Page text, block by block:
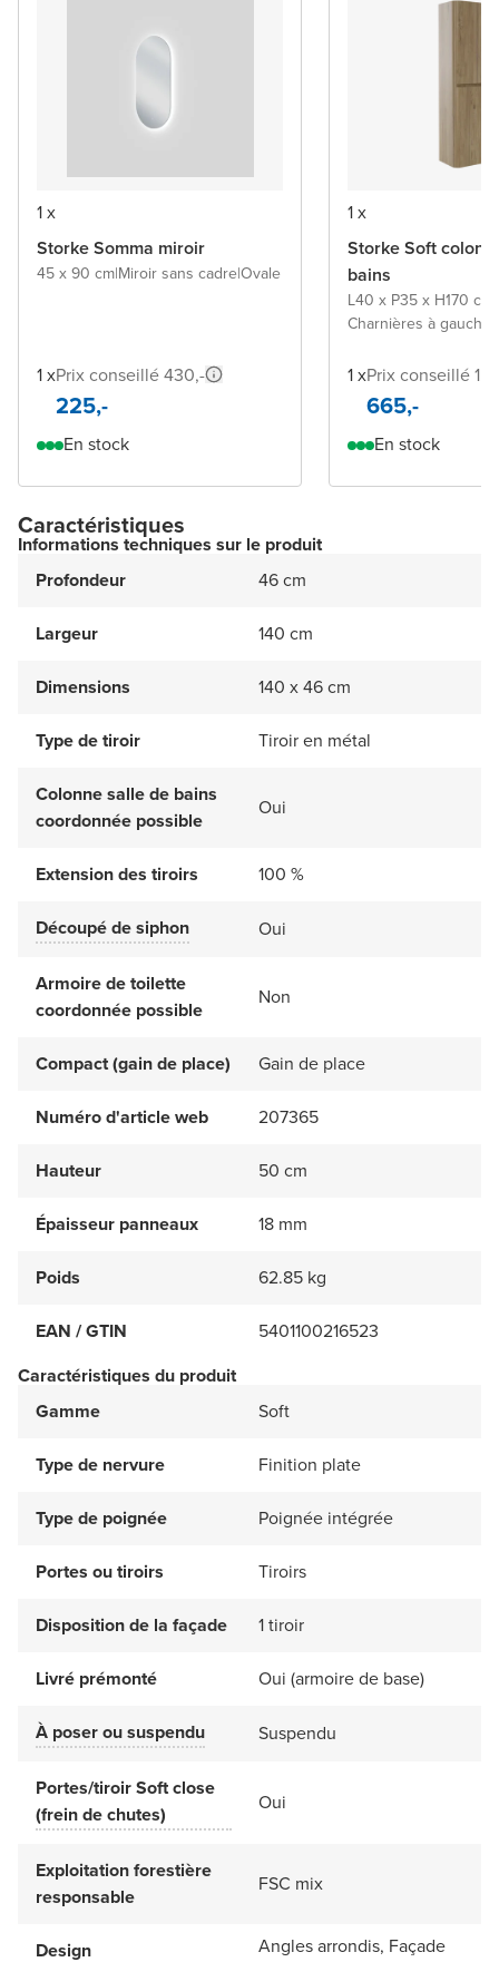
1 x
Storke Somma miroir
45 x 90 cm|Miroir sans cadre|Ovale
1 xPrix conseillé 430,-
225,-
En stock
1 x
Storke Soft
bains
L40 x P35 x H170 cm
Charnières à gauche
1 xPrix conseillé
665,-
En stock
Caractéristiques
Informations techniques sur le produit
Profondeur
46 cm
Largeur 140 cm
Dimensions 140 x 46 cm
Type de tiroir Tiroir en métal
Colonne salle de bains
coordonnée possible
Oui
Extension des tiroirs 100 %
Découpé de siphon Oui
Armoire de toilette
coordonnée possible
Non
Compact (gain de place) Gain de place
Numéro d'article web 207365
Hauteur 50 cm
Épaisseur panneaux 18 mm
Poids 62.85 kg
EAN / GTIN
5401100216523
Caractéristiques du produit
Gamme
Soft
Type de nervure Finition plate
Type de poignée Poignée intégrée
Portes ou tiroirs Tiroirs
Disposition de la façade 1 tiroir
Livré prémonté Oui (armoire de base)
À poser ou suspendu Suspendu
Portes/tiroir Soft close
(frein de chutes)
Oui
Exploitation forestière
responsable
FSC mix
Design
Angles arrondis, Façade